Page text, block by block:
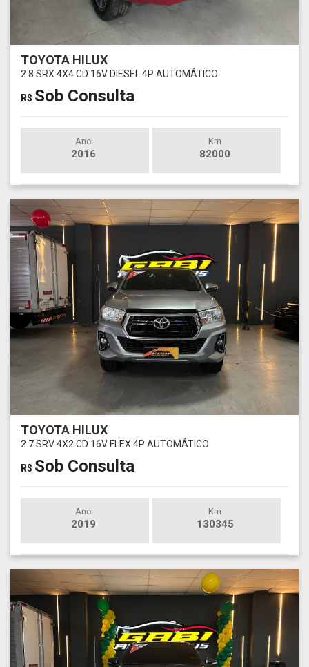
TOYOTA HILUX
2.8 SRX 4X4 CD 16V DIESEL 4P AUTOMÁTICO
R$ Sob Consulta
Ano
2016
Km
82000
TOYOTA HILUX
2.7 SRV 4X2 CD 16V FLEX 4P AUTOMÁTICO
R$ Sob Consulta
Ano
2019
Km
130345